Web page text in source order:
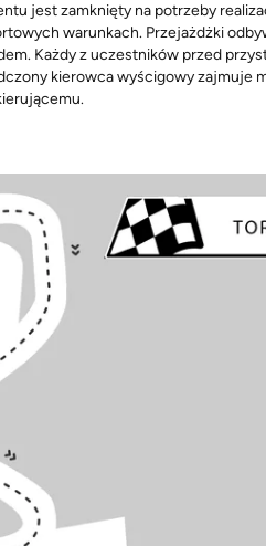
jest zamknięty na potrzeby
warunkach. Przejażdżki
Każdy z uczestników przed
kierowca wyścigowy zajmuje